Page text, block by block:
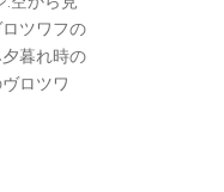
ツワフの
暮れ時の
ロツワ